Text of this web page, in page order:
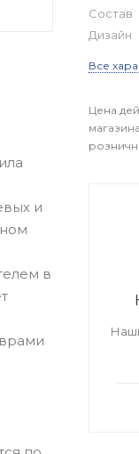
и
в
Состав
Дизайн
Все
Цена